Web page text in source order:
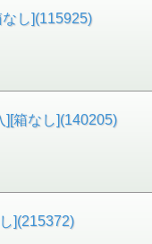
し](115925)
][箱なし](140205)
](215372)